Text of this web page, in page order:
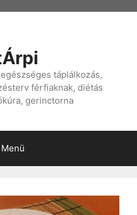
táplálkozás,
férfiaknak, diétás
gerinctorna
Menü